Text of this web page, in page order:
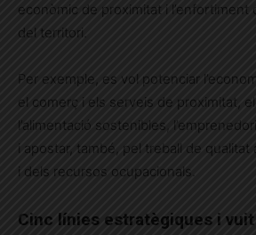
econòmic de proximitat i l’enfortiment
del territori.
Per exemple, es vol potenciar
el comerç i els serveis de proximitat, el
l’alimentació sostenibles,
i apostar, també, pel treball de qualitat
i dels recursos ocupacionals.
Cinc línies estratègiques i